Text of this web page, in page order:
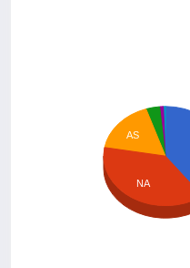
AS
NA